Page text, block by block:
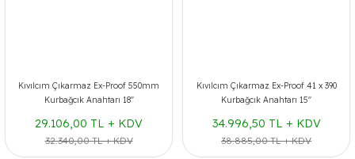
Kıvılcım Çıkarmaz Ex-Proof 550mm
Kurbağcık Anahtarı 18''
29.106,00 TL + KDV
32.340,00 TL + KDV
Kıvılcım Çıkarmaz Ex-Proof 41 x 390
Kurbağcık Anahtarı 15''
34.996,50 TL + KDV
38.885,00 TL + KDV